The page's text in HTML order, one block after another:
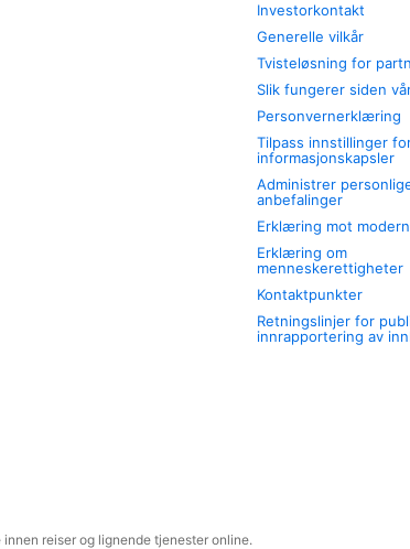
Investorkontakt
Generelle vilkår
Tvisteløsning for
Slik fungerer siden
Personvernerklæring
Tilpass innstillinger
informasjonskapsler
Administrer
anbefalinger
Erklæring mot
Erklæring om
menneskerettigheter
Kontaktpunkter
Retningslinjer for
innrapportering av
reiser og lignende tjenester online.